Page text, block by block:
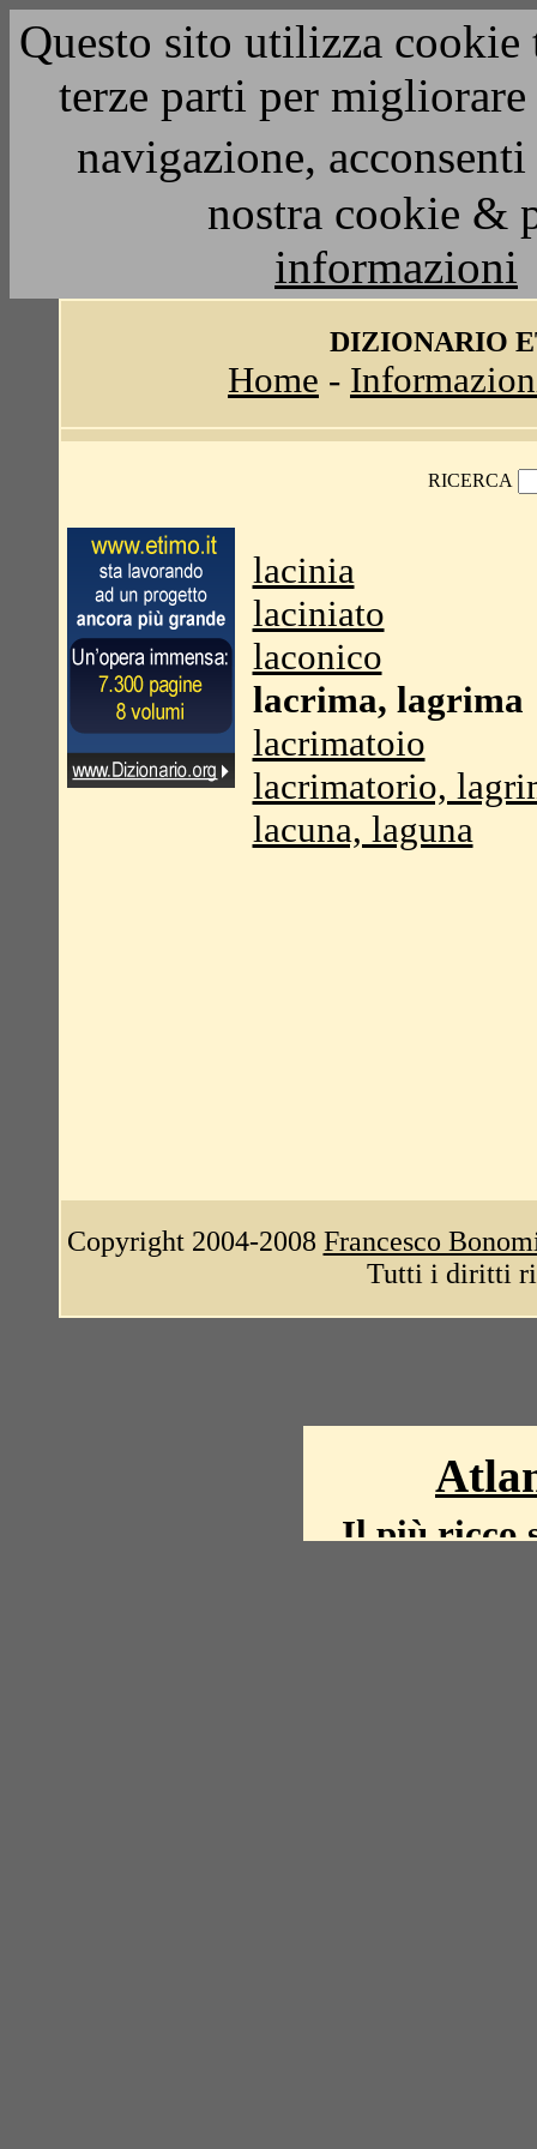
Questo sito utilizza
terze parti per
navigazione,
nostra cookie &
informazioni
DIZIONARIO
Home -
RICERCA
lacinia
laciniato
laconico
lacrima, lagrima
lacrimatoio
lacrimatorio,
lacuna, laguna
Copyright 2004-2008 Francesco
Tutti i diritti
Il più ricco